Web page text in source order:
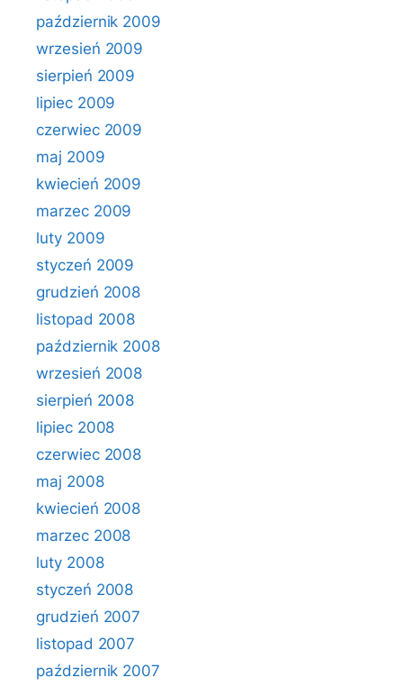
październik 2009
wrzesień 2009
sierpień 2009
lipiec 2009
czerwiec 2009
maj 2009
kwiecień 2009
marzec 2009
luty 2009
styczeń 2009
grudzień 2008
listopad 2008
październik 2008
wrzesień 2008
sierpień 2008
lipiec 2008
czerwiec 2008
maj 2008
kwiecień 2008
marzec 2008
luty 2008
styczeń 2008
grudzień 2007
listopad 2007
październik 2007